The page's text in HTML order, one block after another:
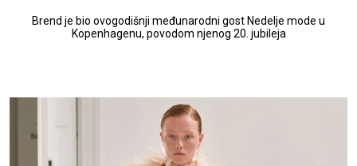
Brend je bio ovogodišnji međunarodni gost Nedelje mode u
Kopenhagenu, povodom njenog 20. jubileja